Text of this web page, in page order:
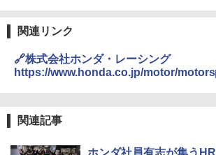
関連リンク
🔗株式会社ホンダ・レーシング
https://www.honda.co.jp/motor/
関連記事
ホンダ社員有志が集う